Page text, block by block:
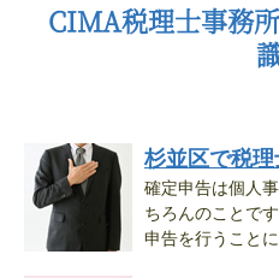
CIMA税理士事務
杉並区で税
確定申告は個人
ちろんのことで
申告を行うこと